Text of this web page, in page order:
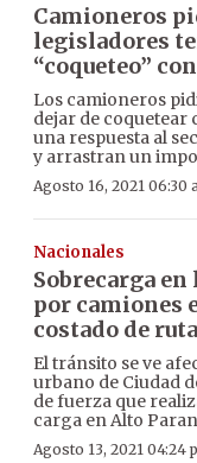
Camioneros
legisladores
“coqueteo”
Los camioneros
dejar de coquetear
una respuesta al
y arrastran un
Agosto 16, 2021 06:30
Nacionales
Sobrecarga
por camiones
costado de
El tránsito se ve
urbano de Ciudad
de fuerza que
carga en Alto
Agosto 13, 2021 04:24